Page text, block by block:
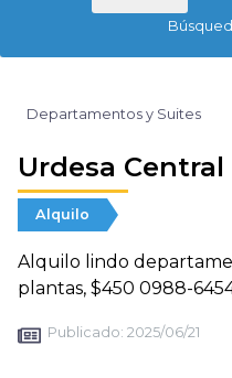
Departamentos y Suites
Urdesa Central
Alquilo
Alquilo lindo
plantas, $450 0988-
Publicado: 2025/06/21